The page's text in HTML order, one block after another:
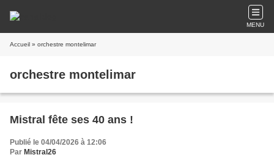
MENU
Accueil » orchestre montelimar
orchestre montelimar
Mistral fête ses 40 ans !
Publié le 04/04/2026 à 12:06
Par Mistral26